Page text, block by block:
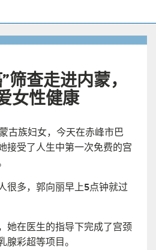
筛查走进内蒙，
女性健康
古族妇女，今天在赤峰市巴
接受了人生中第一次免费的宫
很多，郭向丽早上5点钟就过
她在医生的指导下完成了宫颈
腺彩超等项目。